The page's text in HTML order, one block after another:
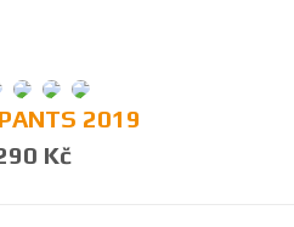
2019
Kč